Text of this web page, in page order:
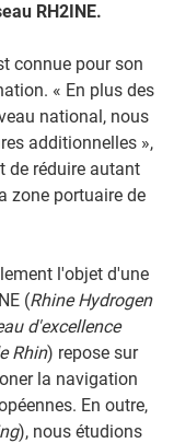
RH2INE.
connue pour son
« En plus des
national, nous
additionnelles »,
de réduire autant
zone portuaire de
l'objet d'une
(Rhine Hydrogen
d'excellence
Rhin) repose sur
la navigation
En outre,
), nous étudions